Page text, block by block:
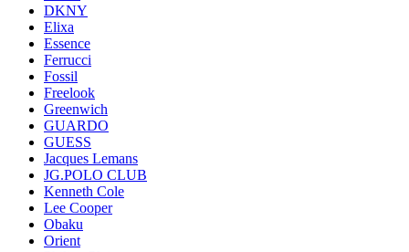
DKNY
Elixa
Essence
Ferrucci
Fossil
Freelook
Greenwich
GUARDO
GUESS
Jacques Lemans
JG.POLO CLUB
Kenneth Cole
Lee Cooper
Obaku
Orient